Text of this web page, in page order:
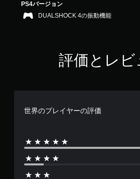
6
7
PS4バージョン
DUALSHOCK 4の振動機能
評価とレビ
世界のプレイヤーの評価